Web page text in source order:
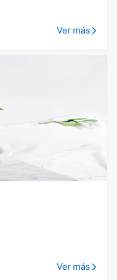
Ver más
Ver más